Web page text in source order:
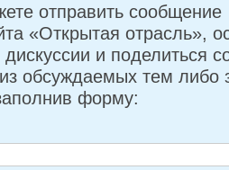
отправить сообщение
«Открытая отрасль»,
дискуссии и поделиться
обсуждаемых тем либо
форму: